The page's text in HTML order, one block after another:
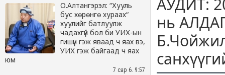
О.Алтангэрэл: “Хууль
бус хөрөнгө хураах“
хуулийг батлуулж
чадахгүй бол би УИХ-ын
гишүүн гэж яваад ч яах вэ,
УИХ гэж байгаад ч яах
юм
7 сар 6. 9:57